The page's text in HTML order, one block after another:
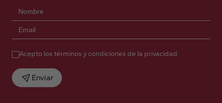
Acepto los términos y condiciones de la privacidad
Enviar